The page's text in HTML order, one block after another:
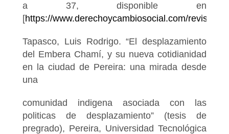
a 37, disponible en
[https://www.derechoycambiosocial.com/
Tapasco, Luis Rodrigo. “El desplazamiento
del Embera Chamí, y su nueva cotidianidad
en la ciudad de Pereira: una mirada desde
una
comunidad indigena asociada con las
politicas de desplazamiento” (tesis de
pregrado), Pereira, Universidad Tecnológica